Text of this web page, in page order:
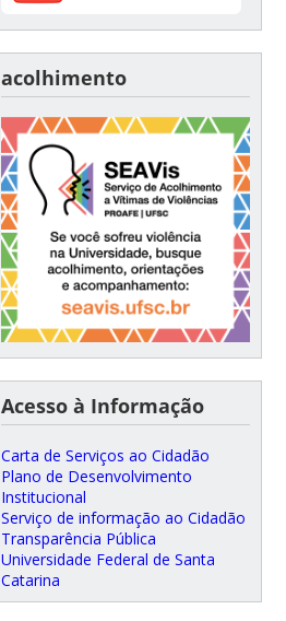
acolhimento
Acesso à Informação
Carta de Serviços ao Cidadão
Plano de Desenvolvimento
Institucional
Serviço de informação ao Cidadão
Transparência Pública
Universidade Federal de Santa
Catarina